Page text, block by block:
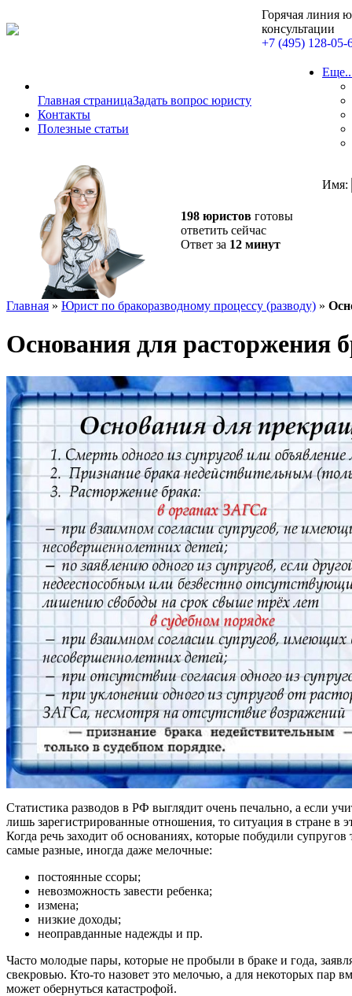
Горячая линия
консультации
+7 (495) 128-05-
Главная страницаЗадать вопрос юристу
Контакты
Полезные статьи
198 юристов готовы
ответить сейчас
Ответ за 12 минут
Имя:
Главная » Юрист по бракоразводному процессу (разводу) »
Основания для расторжения
Статистика разводов в РФ выглядит очень печально, а если
лишь зарегистрированные отношения, то ситуация в стране в
Когда речь заходит об основаниях, которые побудили
самые разные, иногда даже мелочные:
постоянные ссоры;
невозможность завести ребенка;
измена;
низкие доходы;
неоправданные надежды и пр.
Часто молодые пары, которые не пробыли в браке и года,
свекровью. Кто-то назовет это мелочью, а для некоторых пар
может обернуться катастрофой.